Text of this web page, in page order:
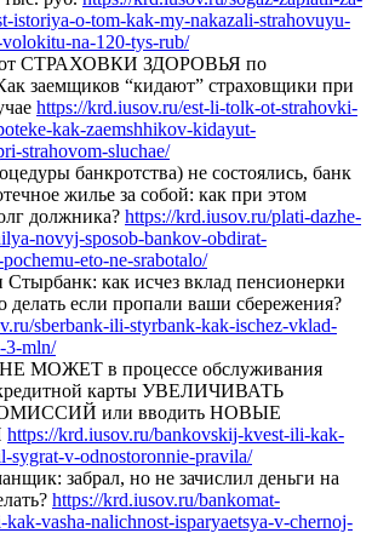
istoriya-o-tom-kak-my-nakazali-strahovuyu-
na-120-tys-rub/
от СТРАХОВКИ ЗДОРОВЬЯ по
заемщиков “кидают” страховщики при
https://krd.iusov.ru/est-li-tolk-ot-strahovki-
kak-zaemshhikov-kidayut-
strahovom-sluchae/
банкротства) не состоялись, банк
жилье за собой: как при этом
должника? https://krd.iusov.ru/plati-dazhe-
novyj-sposob-bankov-obdirat-
eto-ne-srabotalo/
как исчез вклад пенсионерки
делать если пропали ваши сбережения?
sberbank-ili-styrbank-kak-ischez-vklad-
3-mln/
МОЖЕТ в процессе обслуживания
карты УВЕЛИЧИВАТЬ
или вводить НОВЫЕ
https://krd.iusov.ru/bankovskij-kvest-ili-kak-
sygrat-v-odnostoronnie-pravila/
забрал, но не зачислил деньги на
https://krd.iusov.ru/bankomat-
vasha-nalichnost-isparyaetsya-v-chernoj-